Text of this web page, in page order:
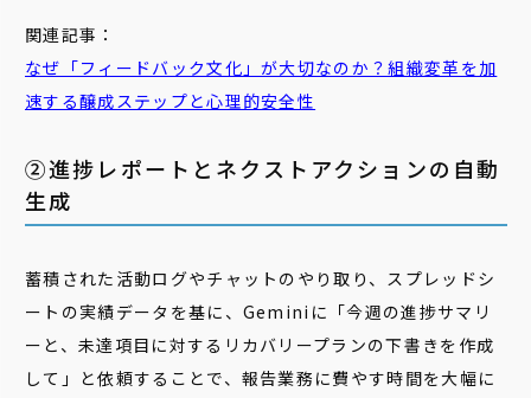
関連記事：
なぜ「フィードバック文化」が大切なのか？組織変革を加
速する醸成ステップと心理的安全性
②進捗レポートとネクストアクションの自動
生成
蓄積された活動ログやチャットのやり取り、スプレッドシ
ートの実績データを基に、Geminiに「今週の進捗サマリ
ーと、未達項目に対するリカバリープランの下書きを作成
して」と依頼することで、報告業務に費やす時間を大幅に